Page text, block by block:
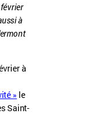
à
à
» le
Saint-